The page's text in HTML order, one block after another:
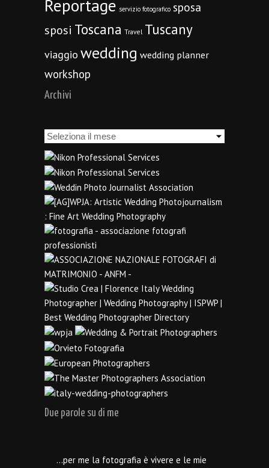
Reportage servizio fotografico sposa
sposi Toscana Travel Tuscany
viaggio wedding wedding planner
workshop
Archivi
Archivi
Due parole su di me
…per me la fotografia è vivere e le mie